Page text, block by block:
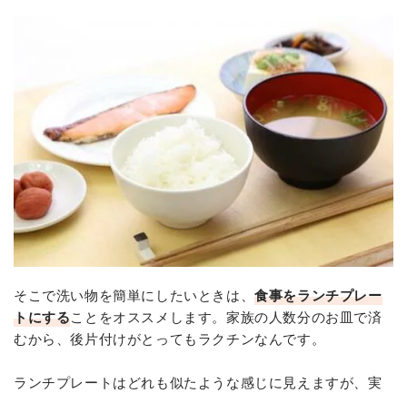
そこで洗い物を簡単にしたいときは、食事をランチプレー
トにすることをオススメします。家族の人数分のお皿で済
むから、後片付けがとってもラクチンなんです。
ランチプレートはどれも似たような感じに見えますが、実